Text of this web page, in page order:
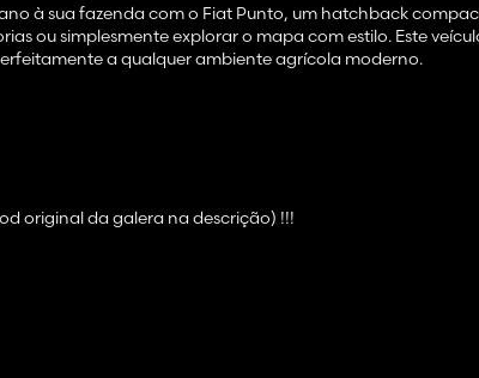
à sua fazenda com o Fiat Punto, um hatchback
ou simplesmente explorar o mapa com estilo. Este
a qualquer ambiente agrícola moderno.
original da galera na descrição) !!!